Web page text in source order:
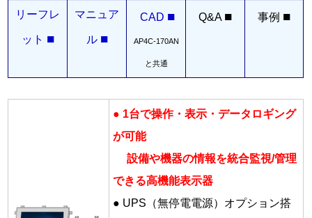
リーフレ
ット ■
マニュア
ル ■
CAD ■
AP4C-170AN
と共通
Q&A ■ 事例 ■
● 1台で操作・表示・データロギング
が可能
設備や機器の情報を統合監視/管理
できる高機能表示器
● UPS（無停電電源）オプション搭